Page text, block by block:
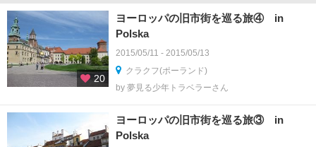
20
ヨーロッパの旧市街を巡る旅④ in
Polska
2015/05/11 - 2015/05/13
クラクフ(ポーランド)
by 夢見る少年トラベラーさん
ヨーロッパの旧市街を巡る旅③ in
Polska